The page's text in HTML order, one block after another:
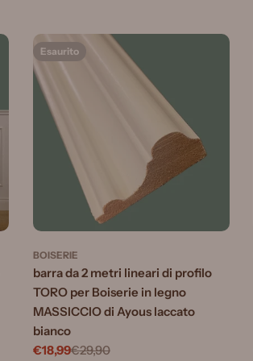
Esaurito
BOISERIE
barra da 2 metri lineari di profilo
TORO per Boiserie in legno
MASSICCIO di Ayous laccato
bianco
Prezzo
€18,99
Prezzo€29,90